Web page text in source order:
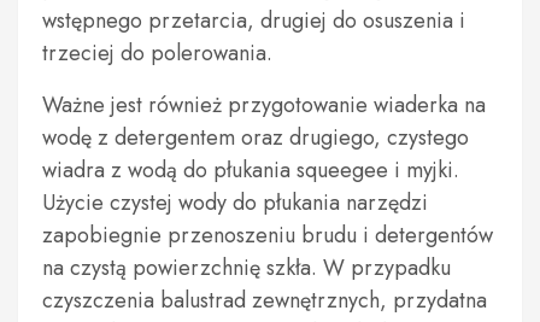
wstępnego przetarcia, drugiej do osuszenia i
trzeciej do polerowania.
Ważne jest również przygotowanie wiaderka na
wodę z detergentem oraz drugiego, czystego
wiadra z wodą do płukania squeegee i myjki.
Użycie czystej wody do płukania narzędzi
zapobiegnie przenoszeniu brudu i detergentów
na czystą powierzchnię szkła. W przypadku
czyszczenia balustrad zewnętrznych, przydatna